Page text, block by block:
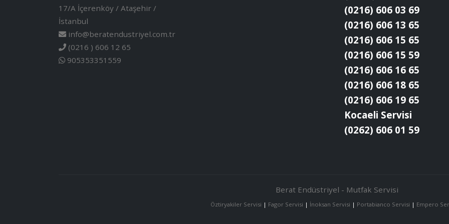
17/A İçerenköy / Ataşehir /
İstanbul
info@beratendustriyel.com.tr
(0216 ) 606 12 65
905353351559
(0216) 606 03 69
(0216) 606 13 65
(0216) 606 15 65
(0216) 606 15 59
(0216) 606 16 65
(0216) 606 18 65
(0216) 606 19 65
Kocaeli Servisi
(0262) 606 01 59
Berat Endüstriyel - Mutfak Servisi
Öztiryakiler Servisi | Fagor Servisi | İnoksan Servisi | Portabianco Servisi | Empero